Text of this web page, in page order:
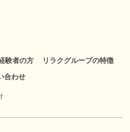
験者の方
リラクグループの特徴
合わせ